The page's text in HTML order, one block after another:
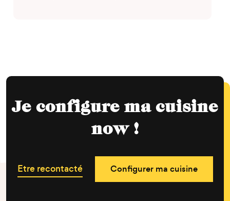
Je configure ma cuisine
now !
Etre recontacté Configurer ma cuisine